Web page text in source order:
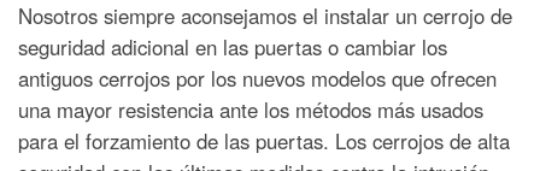
Nosotros siempre aconsejamos el instalar un cerrojo de
seguridad adicional en las puertas o cambiar los
antiguos cerrojos por los nuevos modelos que ofrecen
una mayor resistencia ante los métodos más usados
para el forzamiento de las puertas. Los cerrojos de alta